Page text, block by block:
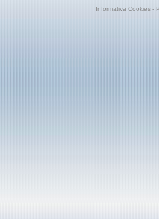
Informativa Cookies -